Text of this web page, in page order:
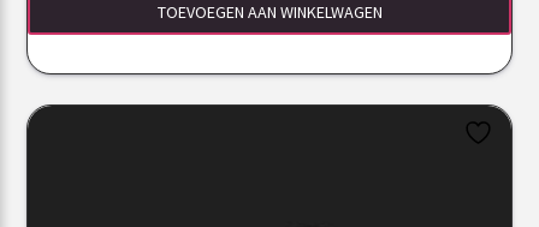
TOEVOEGEN AAN WINKELWAGEN